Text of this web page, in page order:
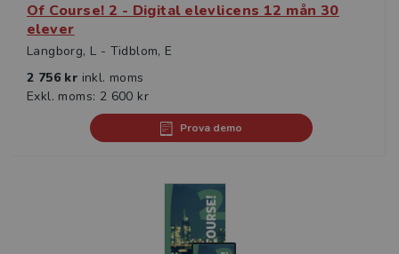
Of Course! 2 - Digital elevlicens 12 mån 30
elever
Langborg, L - Tidblom, E
2 756 kr inkl. moms
Exkl. moms: 2 600 kr
Prova demo